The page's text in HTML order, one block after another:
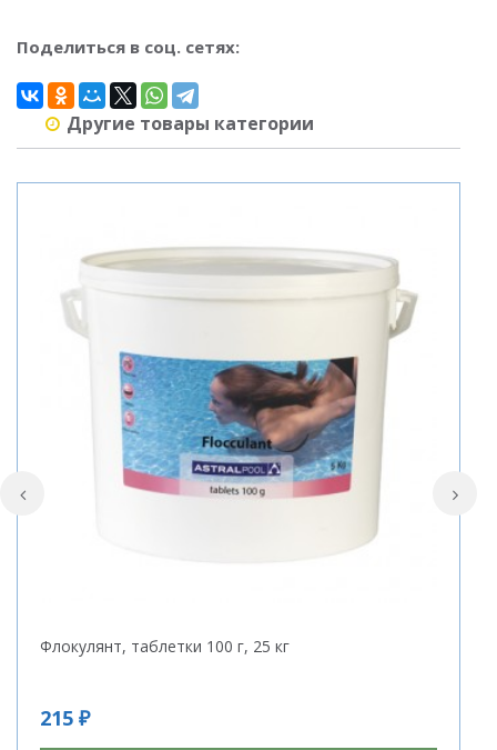
Поделиться в соц. сетях:
Другие товары категории
Флокулянт, таблетки 100 г, 25 кг
215 ₽